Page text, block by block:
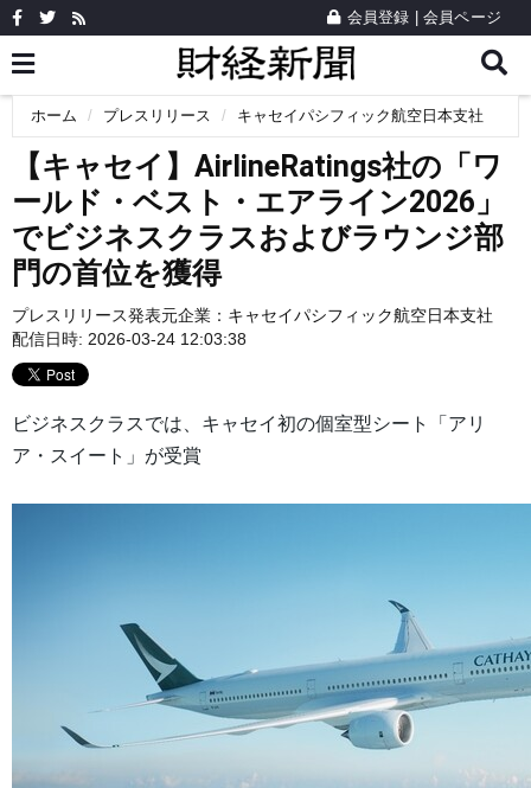
会員登録 会員ページ
ホーム プレスリリース キャセイパシフィック航空日本支社
【キャセイ】AirlineRatings社の「ワ
ールド・ベスト・エアライン2026」
でビジネスクラスおよびラウンジ部
門の首位を獲得
プレスリリース発表元企業： キャセイパシフィック航空日本支社
配信日時: 2026-03-24 12:03:38
ビジネスクラスでは、キャセイ初の個室型シート「アリ
ア・スイート」が受賞